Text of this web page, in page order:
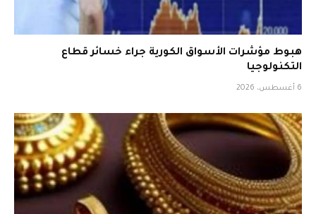
هبوط مؤشرات الأسواق الكورية جراء خسائر قطاع
التكنولوجيا
6 أغسطس، 2026